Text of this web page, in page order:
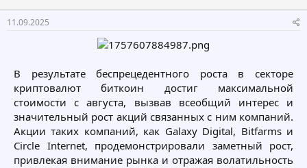
т
и
я
т
о
м
ы
т
а
л
11.09.2025
В результате беспрецедентного роста в секторе
криптовалют биткоин достиг максимальной
стоимости с августа, вызвав всеобщий интерес и
значительный рост акций связанных с ним компаний.
Акции таких компаний, как Galaxy Digital, Bitfarms и
Circle Internet, продемонстрировали заметный рост,
привлекая внимание рынка и отражая волатильность